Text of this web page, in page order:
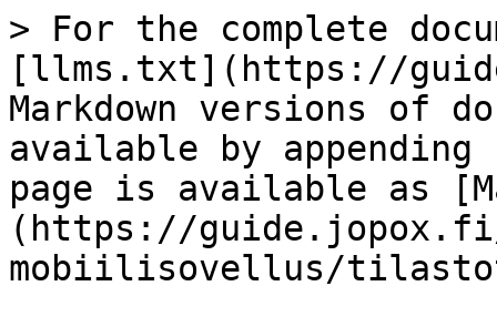
> For the complete
[llms.txt](https://
Markdown versions of
available by
page is available as
(https://
mobiilisovellus/